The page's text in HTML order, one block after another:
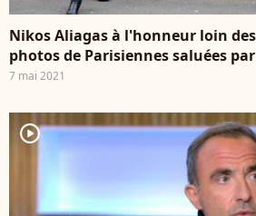
Nikos Aliagas à l'honneur loin
photos de Parisiennes saluées
7 mai 2021
player2